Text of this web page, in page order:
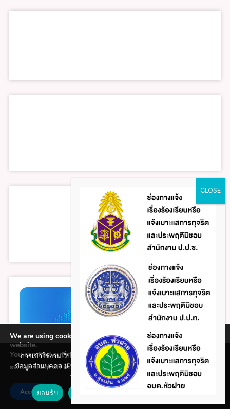
We are using cookies to give you the best experience on our
website.
You can find out more about which cookies we are using or
switch them off in
settings.
Accept
การเข้าใช้งานเว็บไซต์แห่งนี้ถือว่าท่านรับทราบใน นโยบายคุ้มครอง
ข้อมูลส่วนบุคคล (Privacy policy) และ นโยบายคุกกี้ (Cookie policy)
ที่ทางหน่วยงานได้จัดทำขึ้นแล้ว
ยอมรับ